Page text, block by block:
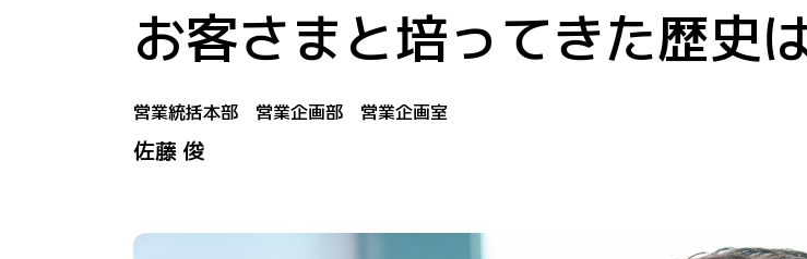
お客さまと培ってきた歴史
営業統括本部 営業企画部 営業企画室
佐藤 俊